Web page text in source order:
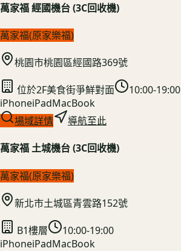
萬家福 經國機台 (3C回收機)
萬家福(原家樂福)
桃園市桃園區經國路369號
位於2F美食街爭鮮對面
10:00-19:00
iPhoneiPadMacBook
場域詳情
導航至此
萬家福 土城機台 (3C回收機)
萬家福(原家樂福)
新北市土城區青雲路152號
B1樓層
10:00-19:00
iPhoneiPadMacBook